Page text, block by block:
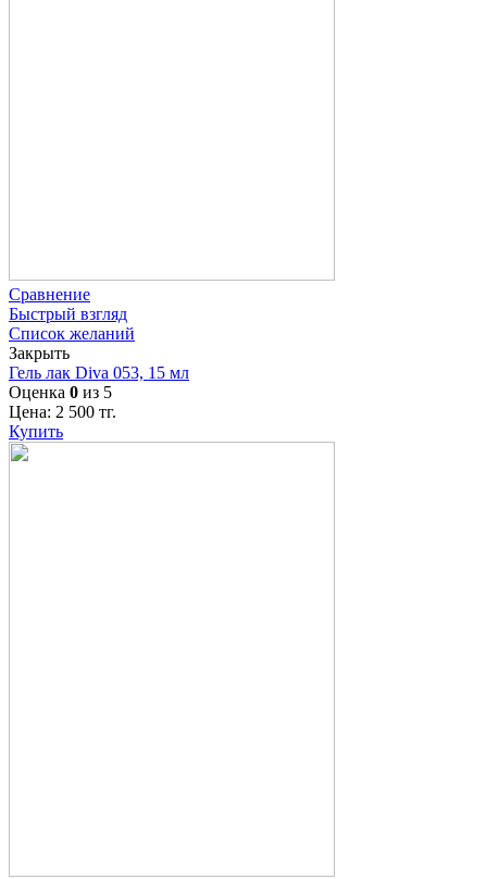
Сравнение
Быстрый взгляд
Список желаний
Закрыть
Гель лак Diva 053, 15 мл
Оценка 0 из 5
Цена: 2 500 тг.
Купить